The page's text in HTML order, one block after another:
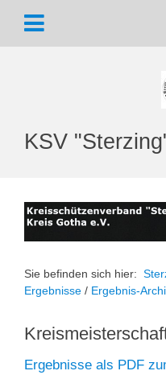
KSV
Sie befinden sich hier:
Ergebnisse / Ergebnis-
Ergebnisse als PDF